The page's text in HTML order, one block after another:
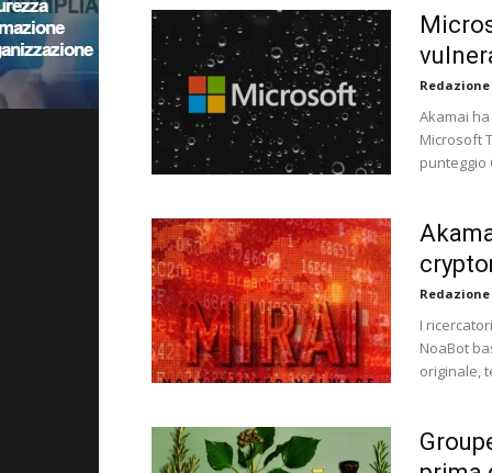
Akamai
Microsoft
punteggio
I
NoaBot
originale,